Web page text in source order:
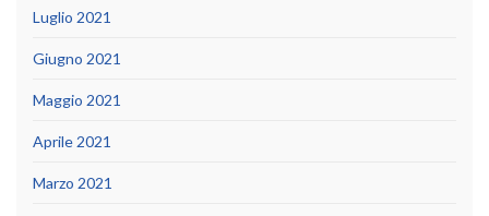
Luglio 2021
Giugno 2021
Maggio 2021
Aprile 2021
Marzo 2021